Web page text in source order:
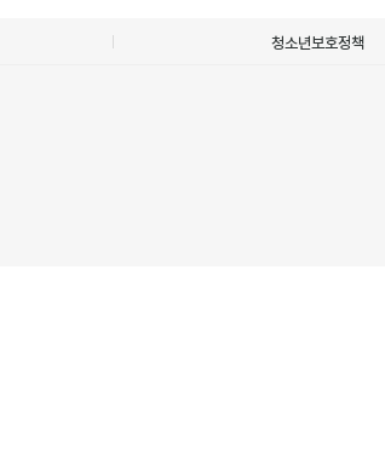
청소년보호정책